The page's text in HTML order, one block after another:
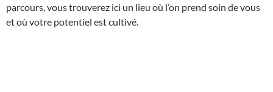
parcours, vous trouverez ici un lieu où l’on prend soin de vous
et où votre potentiel est cultivé.